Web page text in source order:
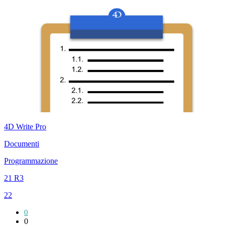
4D Write Pro
Documenti
Programmazione
21 R3
22
0
0